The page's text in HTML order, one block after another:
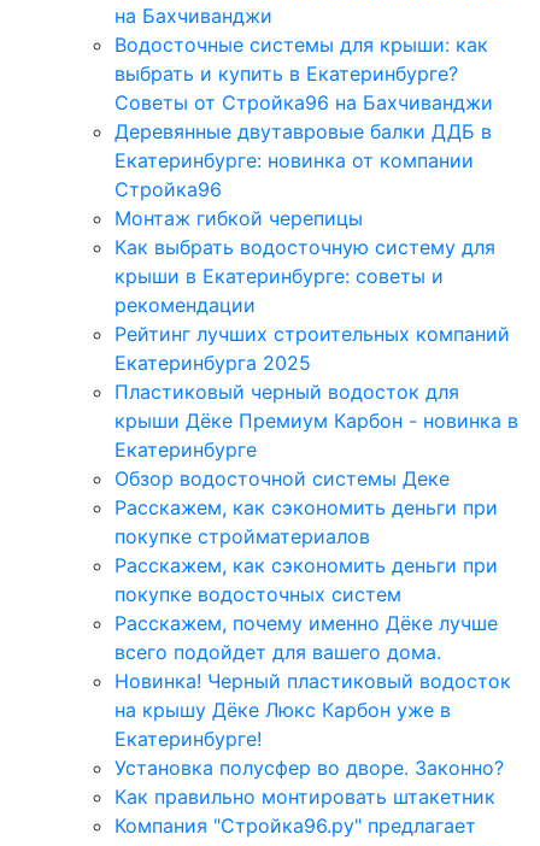
на Бахчиванджи
Водосточные системы для крыши: как
выбрать и купить в Екатеринбурге?
Советы от Стройка96 на Бахчиванджи
Деревянные двутавровые балки ДДБ в
Екатеринбурге: новинка от компании
Стройка96
Монтаж гибкой черепицы
Как выбрать водосточную систему для
крыши в Екатеринбурге: советы и
рекомендации
Рейтинг лучших строительных компаний
Екатеринбурга 2025
Пластиковый черный водосток для
крыши Дёке Премиум Карбон - новинка в
Екатеринбурге
Обзор водосточной системы Деке
Расскажем, как сэкономить деньги при
покупке стройматериалов
Расскажем, как сэкономить деньги при
покупке водосточных систем
Расскажем, почему именно Дёке лучше
всего подойдет для вашего дома.
Новинка! Черный пластиковый водосток
на крышу Дёке Люкс Карбон уже в
Екатеринбурге!
Установка полусфер во дворе. Законно?
Как правильно монтировать штакетник
Компания "Стройка96.ру" предлагает